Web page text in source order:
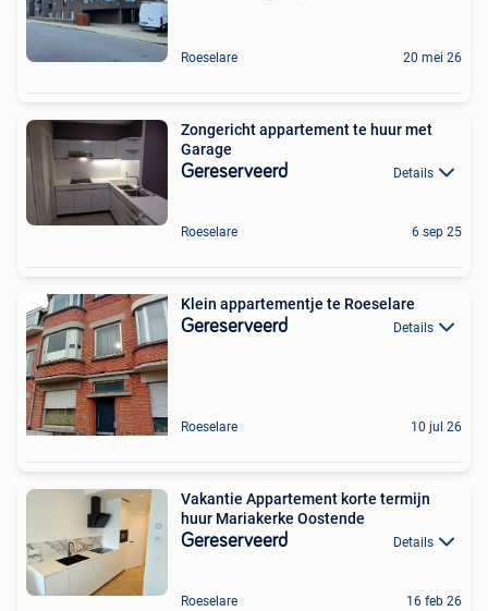
Roeselare 20 mei 26
Zongericht appartement te huur met
Garage
Gereserveerd Details
Roeselare 6 sep 25
Klein appartementje te Roeselare
Gereserveerd Details
Roeselare 10 jul 26
Vakantie Appartement korte termijn
huur Mariakerke Oostende
Gereserveerd Details
Roeselare 16 feb 26